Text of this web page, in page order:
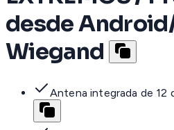
desde
Wiegand
Antena integrada de 12